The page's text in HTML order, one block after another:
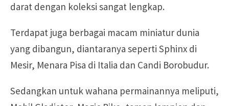
darat dengan koleksi sangat lengkap.
Terdapat juga berbagai macam miniatur dunia
yang dibangun, diantaranya seperti Sphinx di
Mesir, Menara Pisa di Italia dan Candi Borobudur.
Sedangkan untuk wahana permainannya meliputi,